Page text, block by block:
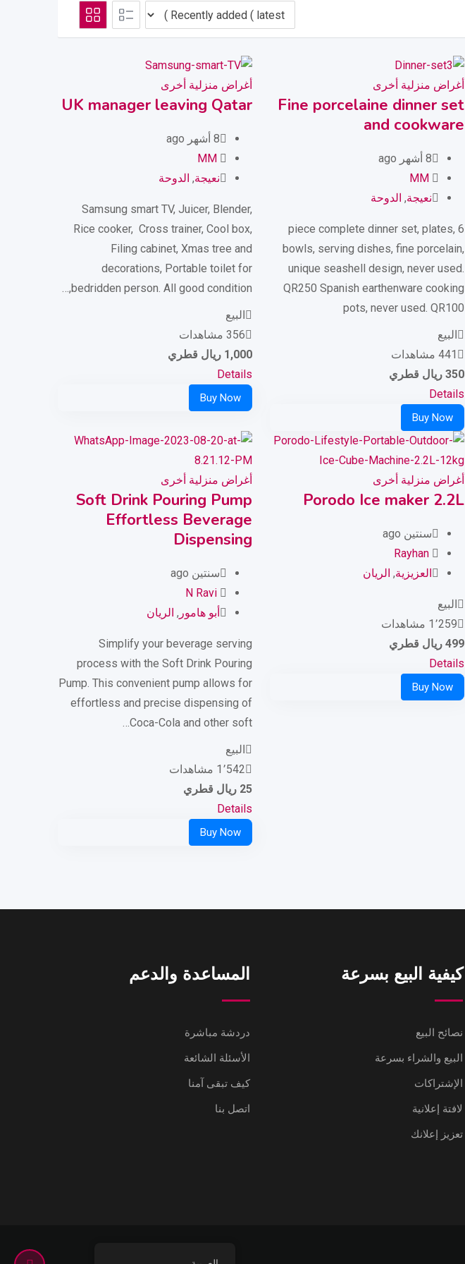
أغراض منزلية أخرى
Fine porcelaine dinner set
and cookware
8 أشهر ago
MM
نعيجة, الدوحة
6 piece complete dinner set, plates,
bowls, serving dishes, fine porcelain,
unique seashell design, never used.
QR250 Spanish earthenware cooking
pots, never used. QR100
البيع
441 مشاهدات
350 ريال قطري
Details
أغراض منزلية أخرى
UK manager leaving Qatar
8 أشهر ago
MM
نعيجة, الدوحة
Samsung smart TV, Juicer, Blender,
Rice cooker, Cross trainer, Cool box,
Filing cabinet, Xmas tree and
decorations, Portable toilet for
bedridden person. All good condition,…
البيع
356 مشاهدات
1,000 ريال قطري
Details
أغراض منزلية أخرى
Porodo Ice maker 2.2L
سنتين ago
Rayhan
العزيزية, الريان
البيع
1٬259 مشاهدات
499 ريال قطري
Details
أغراض منزلية أخرى
Soft Drink Pouring Pump
Effortless Beverage
Dispensing
سنتين ago
N Ravi
أبو هامور , الريان
Simplify your beverage serving
process with the Soft Drink Pouring
Pump. This convenient pump allows for
effortless and precise dispensing of
Coca-Cola and other soft…
البيع
1٬542 مشاهدات
25 ريال قطري
Details
كيفية البيع بسرعة
نصائح البيع
البيع والشراء بسرعة
الإشتراكات
لافتة إعلانية
تعزيز إعلانك
المساعدة والدعم
دردشة مباشرة
الأسئلة الشائعة
كيف تبقى آمنا
اتصل بنا